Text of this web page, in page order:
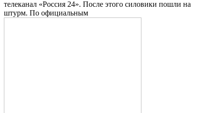
телеканал «Россия 24». После этого силовики пошли на
штурм. По официальным